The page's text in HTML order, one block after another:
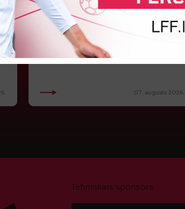
LFF DK 6. augusta lēmumi
LFF Disciplinārlietu komitejas sēdes protokols
Nr. DK 26/-38 Rīgā, 2026. gada 6. augustā.
Piedalās:Komitejas locekļi: Jevgenija
Tverjanoviča-Bore, Raivis Grīnbergs...
07. augusts 2026.
Tehniskais sponsors